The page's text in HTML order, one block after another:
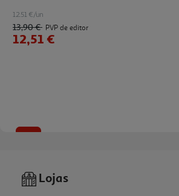
12.51 €/un
13,90 € PVP de editor
12,51 €
Lojas